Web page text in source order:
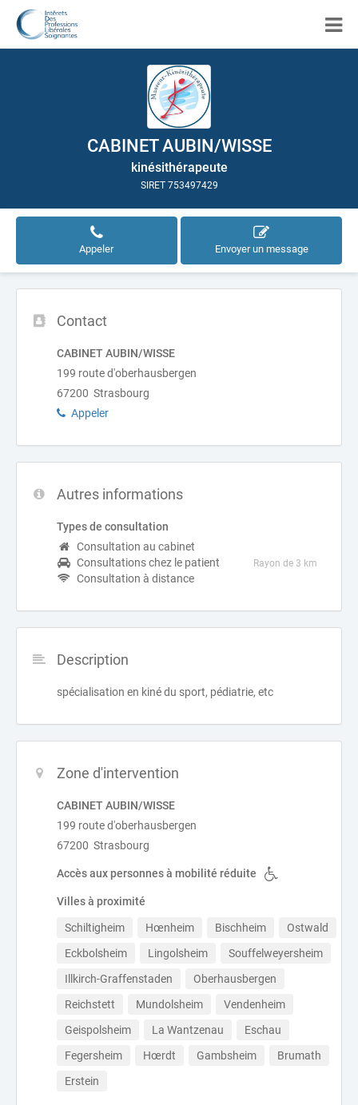
CABINET AUBIN/WISSE
kinésithérapeute
SIRET 753497429
Appeler Envoyer un message
Contact
CABINET AUBIN/WISSE
199 route d'oberhausbergen
67200 Strasbourg
Appeler
Autres informations
Types de consultation
Consultation au cabinet
Consultations chez le patient
Rayon de 3 km
Consultation à distance
Description
spécialisation en kiné du sport, pédiatrie, etc
Zone d'intervention
CABINET AUBIN/WISSE
199 route d'oberhausbergen
67200 Strasbourg
Accès aux personnes à mobilité réduite
Villes à proximité
Schiltigheim Hœnheim Bischheim
Ostwald
Eckbolsheim
Lingolsheim
Souffelweyersheim
Illkirch-Graffenstaden
Oberhausbergen
Reichstett
Mundolsheim
Vendenheim
Geispolsheim
La Wantzenau
Eschau
Fegersheim
Hœrdt Gambsheim
Brumath
Erstein